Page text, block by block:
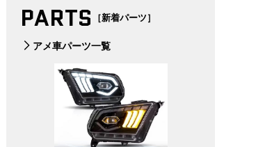
PARTS ［新着パーツ］
アメ車パーツ一覧